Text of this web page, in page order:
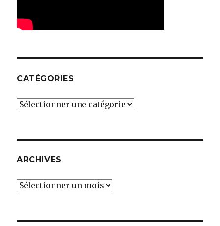
CATÉGORIES
Catégories
ARCHIVES
Archives